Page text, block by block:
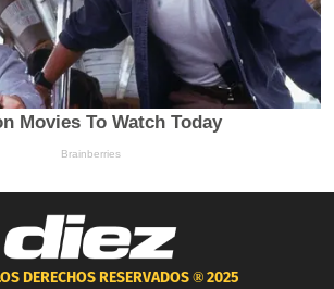
DERECHOS RESERVADOS ®2025